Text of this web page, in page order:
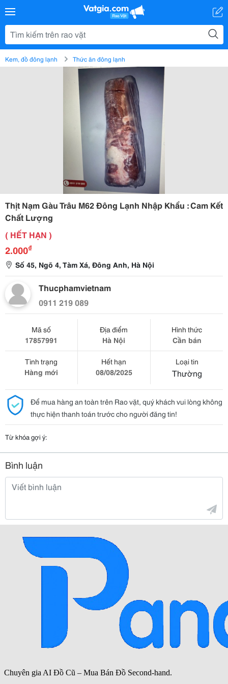
Kem, đồ đông lạnh Thức ăn đông lạnh
Thịt Nạm Gàu Trâu M62 Đông Lạnh Nhập Khẩu : Cam Kết
Chất Lượng
( HẾT HẠN )
2.000₫
Số 45, Ngõ 4, Tàm Xá, Đông Anh, Hà Nội
Thucphamvietnam
0911 219 089
Mã số
17857991
Địa điểm
Hà Nội
Hình thức
Cần bán
Tình trạng
Hàng mới
Hết hạn
08/08/2025
Loại tin
Thường
Để mua hàng an toàn trên Rao vặt, quý khách vui lòng không
thực hiện thanh toán trước cho người đăng tin!
Từ khóa gợi ý:
Bình luận